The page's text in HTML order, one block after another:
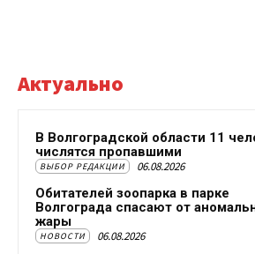
Актуально
В Волгоградской области 11
числятся пропавшими
ВЫБОР РЕДАКЦИИ 06.08.2026
Обитателей зоопарка в парке
Волгограда спасают от
жары
НОВОСТИ 06.08.2026